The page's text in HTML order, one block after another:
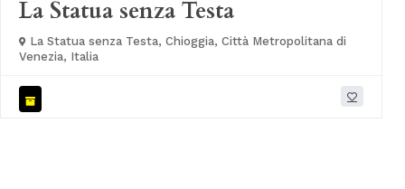
La Statua senza Testa
La Statua senza Testa, Chioggia, Città Metropolitana di
Venezia, Italia